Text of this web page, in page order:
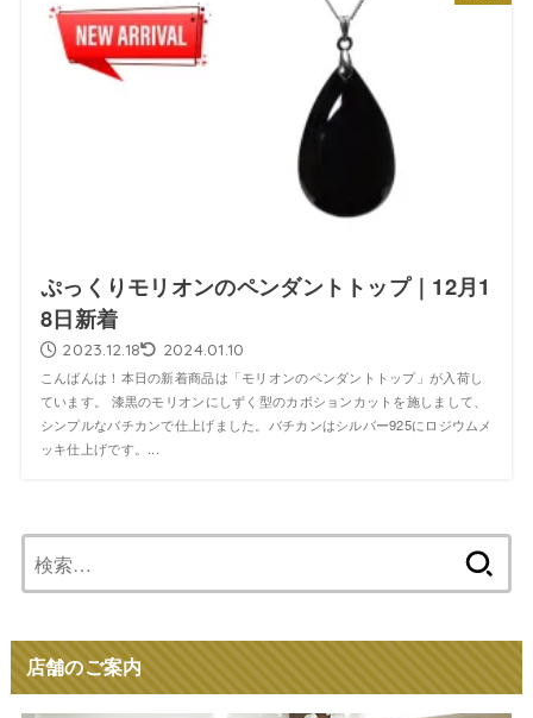
ぷっくりモリオンのペンダントトップ｜12月1
8日新着
2023.12.18 2024.01.10
こんばんは！本日の新着商品は「モリオンのペンダントトップ」が入荷し
ています。 漆黒のモリオンにしずく型のカボションカットを施しまして、
シンプルなバチカンで仕上げました。バチカンはシルバー925にロジウムメ
ッキ仕上げです。...
索:
店舗のご案内